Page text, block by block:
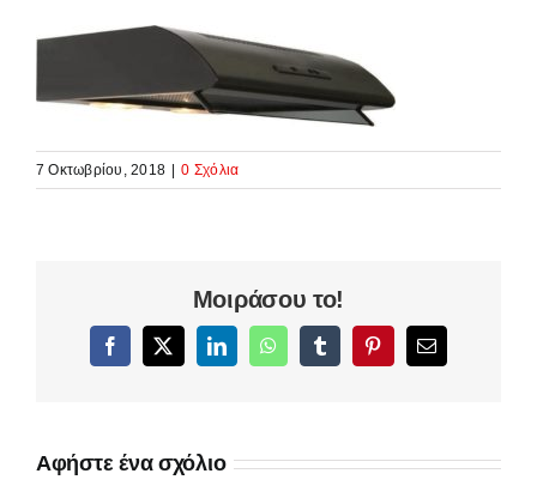
7 Οκτωβρίου, 2018 | 0 Σχόλια
Μοιράσου το!
Facebook
X LinkedInWhatsAppTumblrPinterestEmail
Αφήστε ένα σχόλιο